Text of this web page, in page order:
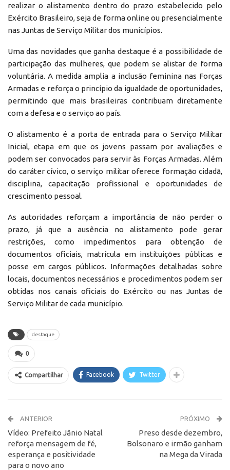
realizar o alistamento dentro do prazo estabelecido pelo
Exército Brasileiro, seja de forma online ou presencialmente
nas Juntas de Serviço Militar dos municípios.
Uma das novidades que ganha destaque é a possibilidade de
participação das mulheres, que podem se alistar de forma
voluntária. A medida amplia a inclusão feminina nas Forças
Armadas e reforça o princípio da igualdade de oportunidades,
permitindo que mais brasileiras contribuam diretamente
com a defesa e o serviço ao país.
O alistamento é a porta de entrada para o Serviço Militar
Inicial, etapa em que os jovens passam por avaliações e
podem ser convocados para servir às Forças Armadas. Além
do caráter cívico, o serviço militar oferece formação cidadã,
disciplina, capacitação profissional e oportunidades de
crescimento pessoal.
As autoridades reforçam a importância de não perder o
prazo, já que a ausência no alistamento pode gerar
restrições, como impedimentos para obtenção de
documentos oficiais, matrícula em instituições públicas e
posse em cargos públicos. Informações detalhadas sobre
locais, documentos necessários e procedimentos podem ser
obtidas nos canais oficiais do Exército ou nas Juntas de
Serviço Militar de cada município.
destaque
0
Compartilhar Facebook Twitter
ANTERIOR
Vídeo: Prefeito Jânio Natal
reforça mensagem de fé,
esperança e positividade
para o novo ano
PRÓXIMO
Preso desde dezembro,
Bolsonaro e irmão ganham
na Mega da Virada